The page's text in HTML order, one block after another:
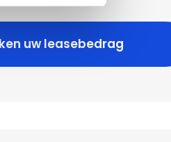
uw leasebedrag